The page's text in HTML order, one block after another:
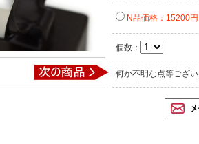
N品価格：15200円
個数：
何か不明な点等ござ